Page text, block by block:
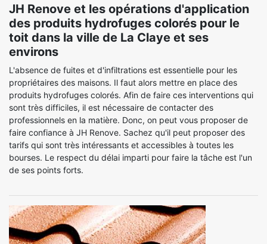
JH Renove et les opérations d'application
des produits hydrofuges colorés pour le
toit dans la ville de La Claye et ses
environs
L'absence de fuites et d'infiltrations est essentielle pour les
propriétaires des maisons. Il faut alors mettre en place des
produits hydrofuges colorés. Afin de faire ces interventions qui
sont très difficiles, il est nécessaire de contacter des
professionnels en la matière. Donc, on peut vous proposer de
faire confiance à JH Renove. Sachez qu'il peut proposer des
tarifs qui sont très intéressants et accessibles à toutes les
bourses. Le respect du délai imparti pour faire la tâche est l'un
de ses points forts.